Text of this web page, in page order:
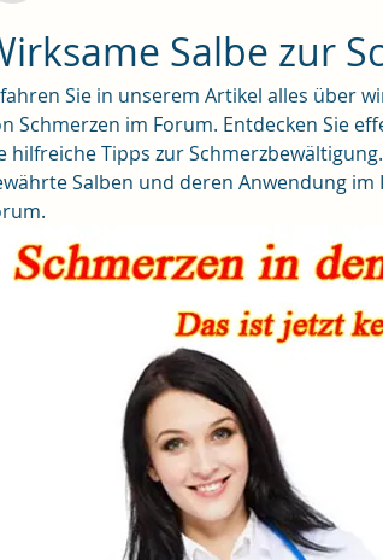
Salbe zur
Sie in unserem Artikel alles über
Schmerzen im Forum. Entdecken Sie
hilfreiche Tipps zur
Salben und deren Anwendung im